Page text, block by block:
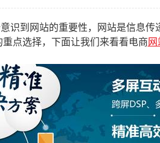
识到网站的重要性，网站是信息
点选择，下面让我们来看看电商